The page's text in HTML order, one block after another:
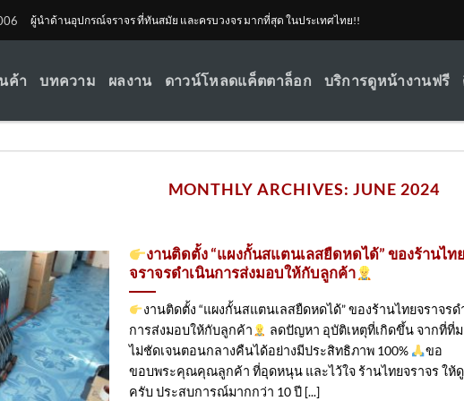
ผู้นำด้านอุปกรณ์จราจร ที่ทันสมัย และครบวงจร มากที่สุด ในประเทศไทย!!
ค้า บทความ ผลงาน ดาวน์โหลดแค็ตตาล็อก บริการดูหน้างานฟรี
MONTHLY ARCHIVES:JUNE 2024
งานติดตั้ง “แผงกั้นสแตนเลสยืดหดได้” ของร้านไทย
จราจรดำเนินการส่งมอบให้กับลูกค้า
งานติดตั้ง “แผงกั้นสแตนเลสยืดหดได้” ของร้านไทยจราจรด
การส่งมอบให้กับลูกค้า
ลดปัญหา อุบัติเหตุที่เกิดขึ้น จากที่ที่ม
ไม่ชัดเจนตอนกลางคืนได้อย่างมีประสิทธิภาพ 100%
ขอ
ขอบพระคุณคุณลูกค้า ที่อุดหนุน และไว้ใจ ร้านไทยจราจร ให้
ครับ ประสบการณ์มากกว่า 10 ปี [...]